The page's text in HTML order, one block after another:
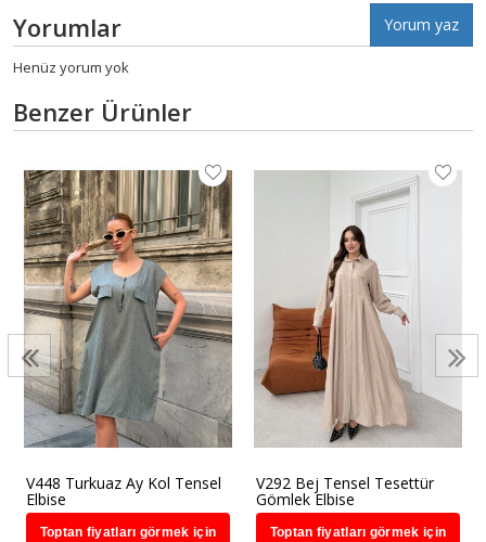
Yorumlar Yorum yaz
Henüz yorum yok
Benzer Ürünler
V448 Turkuaz Ay Kol Tensel
Elbise
Toptan fiyatları görmek için
V292 Bej Tensel Tesettür
Gömlek Elbise
Toptan fiyatları görmek için